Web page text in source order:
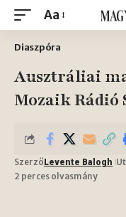
Aa
Diaszpóra
Ausztráliai
Mozaik Rádió
Szerző Levente Balogh
2 perces olvasmány